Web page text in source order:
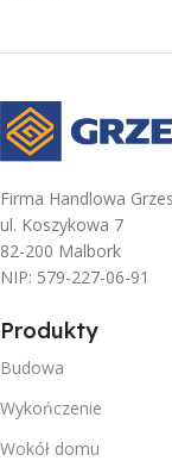
Firma Handlowa
ul. Koszykowa 7
82-200 Malbork
NIP: 579-227-06-91
Produkty
Budowa
Wykończenie
Wokół domu